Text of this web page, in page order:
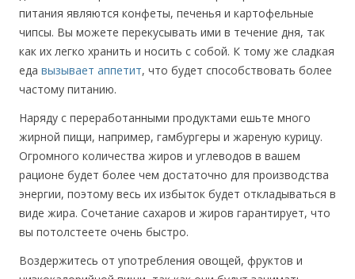
питания являются конфеты, печенья и картофельные
чипсы. Вы можете перекусывать ими в течение дня, так
как их легко хранить и носить с собой. К тому же сладкая
еда вызывает аппетит, что будет способствовать более
частому питанию.
Наряду с переработанными продуктами ешьте много
жирной пищи, например, гамбургеры и жареную курицу.
Огромного количества жиров и углеводов в вашем
рационе будет более чем достаточно для производства
энергии, поэтому весь их избыток будет откладываться в
виде жира. Сочетание сахаров и жиров гарантирует, что
вы потолстеете очень быстро.
Воздержитесь от употребления овощей, фруктов и